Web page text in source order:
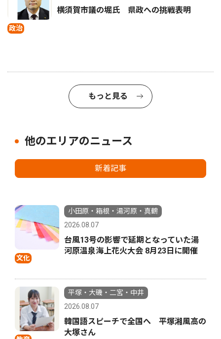
政治
横須賀市議の堀氏 県政への挑戦表明
もっと見る
他のエリアのニュース
新着記事
文化
小田原・箱根・湯河原・真鶴
2026.08.07
台風13号の影響で延期となっていた湯
河原温泉海上花火大会 8月23日に開催
平塚・大磯・二宮・中井
2026.08.07
韓国語スピーチで全国へ 平塚湘風高の
大塚さん